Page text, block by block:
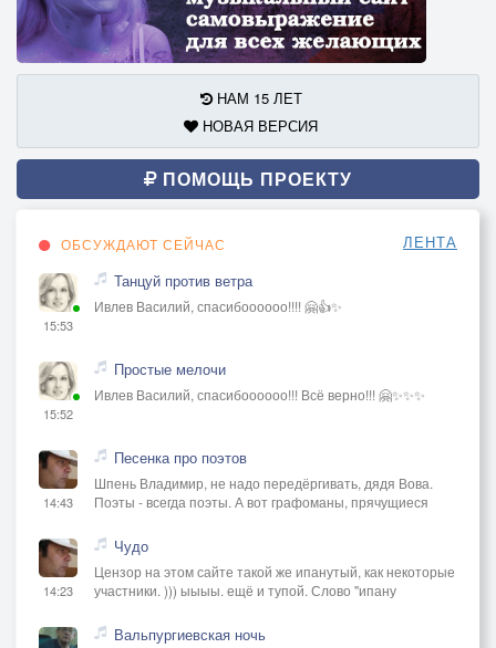
НАМ 15 ЛЕТ
НОВАЯ ВЕРСИЯ
ПОМОЩЬ ПРОЕКТУ
ОБСУЖДАЮТ СЕЙЧАС ЛЕНТА
15:53
Танцуй против ветра
Ивлев Василий, спасибоооооо!!!! 🤗👍✨
15:52
Простые мелочи
Ивлев Василий, спасибоооооо!!! Всё верно!!! 🤗✨✨✨
14:43
Песенка про поэтов
Шпень Владимир, не надо передёргивать, дядя Вова.
Поэты - всегда поэты. А вот графоманы, прячущиеся
14:23
Чудо
Цензор на этом сайте такой же ипанутый, как некоторые
участники. ))) ыыыы. ещё и тупой. Слово "ипану
Вальпургиевская ночь